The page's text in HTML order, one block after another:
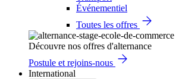
Événementiel
Toutes les offres
Découvre nos offres d'alternance
Postule et rejoins-nous
International